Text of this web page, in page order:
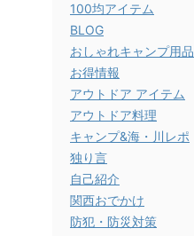
100均アイテム
BLOG
おしゃれキャンプ用品
お得情報
アウトドア アイテム
アウトドア料理
キャンプ&海・川レポ
独り言
自己紹介
関西おでかけ
防犯・防災対策